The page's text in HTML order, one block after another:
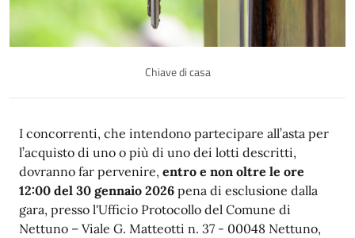
Chiave di casa
I concorrenti, che intendono partecipare all’asta per
l’acquisto di uno o più di uno dei lotti descritti,
dovranno far pervenire, entro e non oltre le ore
12:00 del 30 gennaio 2026 pena di esclusione dalla
gara, presso l'Ufficio Protocollo del Comune di
Nettuno – Viale G. Matteotti n. 37 - 00048 Nettuno,